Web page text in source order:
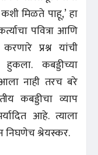
मिळते पाहू,’ हा
पवित्रा आणि
प्रश्न यांची
कबड्डीच्या
नाही तरच बरे
कबड्डीचा व्याप
आहे. त्याला
श्रेयस्कर.